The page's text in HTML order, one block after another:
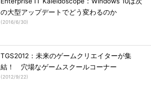
の大型アップデートでどう変わるのか
(2016/6/30)
TGS2012：未来のゲームクリエイターが集
結！ 穴場なゲームスクールコーナー
(2012/9/22)